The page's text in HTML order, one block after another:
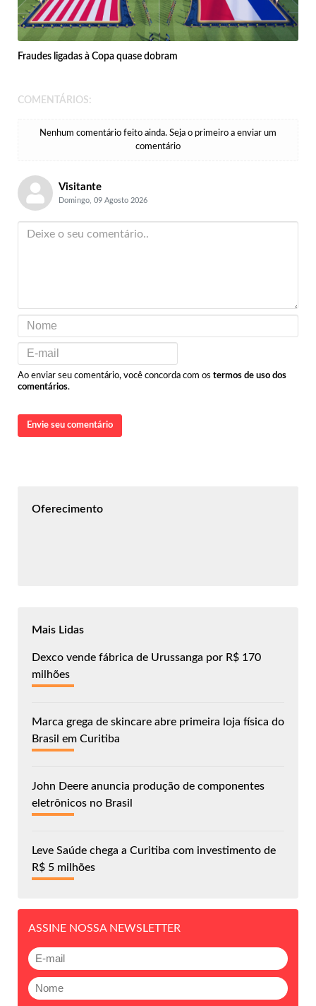
Fraudes ligadas à Copa quase dobram
COMENTÁRIOS:
Nenhum comentário feito ainda. Seja o primeiro a enviar um
comentário
Visitante
Domingo, 09 Agosto 2026
Ao enviar seu comentário, você concorda com os termos de uso dos
comentários.
Envie seu comentário
Oferecimento
Mais Lidas
Dexco vende fábrica de Urussanga por R$ 170
milhões
Marca grega de skincare abre primeira loja física do
Brasil em Curitiba
John Deere anuncia produção de componentes
eletrônicos no Brasil
Leve Saúde chega a Curitiba com investimento de
R$ 5 milhões
ASSINE NOSSA NEWSLETTER